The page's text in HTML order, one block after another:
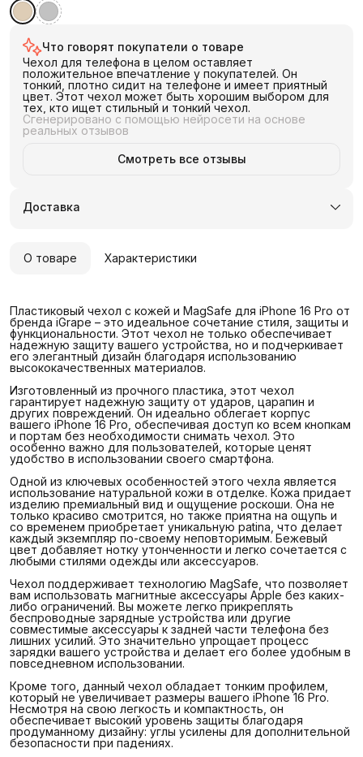
Что говорят покупатели о товаре
Чехол для телефона в целом оставляет
положительное впечатление у покупателей. Он
тонкий, плотно сидит на телефоне и имеет приятный
цвет. Этот чехол может быть хорошим выбором для
тех, кто ищет стильный и тонкий чехол.
Сгенерировано с помощью нейросети на основе
реальных отзывов
Смотреть все отзывы
Доставка
О товаре Характеристики
Пластиковый чехол с кожей и MagSafe для iPhone 16 Pro от
бренда iGrape – это идеальное сочетание стиля, защиты и
функциональности. Этот чехол не только обеспечивает
надежную защиту вашего устройства, но и подчеркивает
его элегантный дизайн благодаря использованию
высококачественных материалов.
Изготовленный из прочного пластика, этот чехол
гарантирует надежную защиту от ударов, царапин и
других повреждений. Он идеально облегает корпус
вашего iPhone 16 Pro, обеспечивая доступ ко всем кнопкам
и портам без необходимости снимать чехол. Это
особенно важно для пользователей, которые ценят
удобство в использовании своего смартфона.
Одной из ключевых особенностей этого чехла является
использование натуральной кожи в отделке. Кожа придает
изделию премиальный вид и ощущение роскоши. Она не
только красиво смотрится, но также приятна на ощупь и
со временем приобретает уникальную patina, что делает
каждый экземпляр по-своему неповторимым. Бежевый
цвет добавляет нотку утонченности и легко сочетается с
любыми стилями одежды или аксессуаров.
Чехол поддерживает технологию MagSafe, что позволяет
вам использовать магнитные аксессуары Apple без каких-
либо ограничений. Вы можете легко прикреплять
беспроводные зарядные устройства или другие
совместимые аксессуары к задней части телефона без
лишних усилий. Это значительно упрощает процесс
зарядки вашего устройства и делает его более удобным в
повседневном использовании.
Кроме того, данный чехол обладает тонким профилем,
который не увеличивает размеры вашего iPhone 16 Pro.
Несмотря на свою легкость и компактность, он
обеспечивает высокий уровень защиты благодаря
продуманному дизайну: углы усилены для дополнительной
безопасности при падениях.